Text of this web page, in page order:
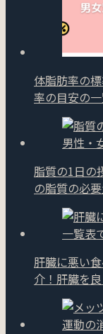
体脂肪率の
率の目安の
脂質の1日の
の脂質の必
肝臓に悪い
介！肝臓を